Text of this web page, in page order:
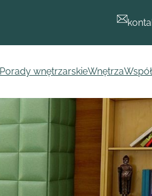
Porady wnętrzarskieWnętrza